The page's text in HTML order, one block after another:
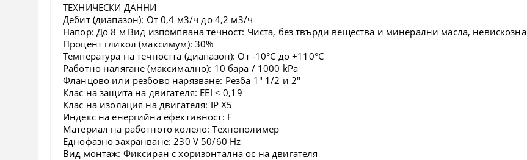
ТЕХНИЧЕСКИ ДАННИ
Дебит (диапазон): От 0,4 м3/ч до 4,2 м3/ч
Напор: До 8 м Вид изпомпвана течност: Чиста, без твърди вещества и минерални масла, невискозна
Процент гликол (максимум): 30%
Температура на течността (диапазон): От -10°C до +110°C
Работно налягане (максимално): 10 бара / 1000 kPa
Фланцово или резбово нарязване: Резба 1" 1/2 и 2"
Клас на защита на двигателя: EEI ≤ 0,19
Клас на изолация на двигателя: IP X5
Индекс на енергийна ефективност: F
Материал на работното колело: Технополимер
Еднофазно захранване: 230 V 50/60 Hz
Вид монтаж: Фиксиран с хоризонтална ос на двигателя